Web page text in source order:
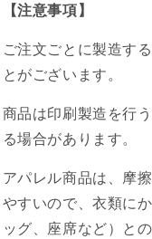
量
を
減
ら
す
を
増
や
す
【注意事項】
ご注文ごとに製造す
とがございます。
商品は印刷製造を行
る場合があります。
アパレル商品は、摩
やすいので、衣類に
ッグ、座席など）と